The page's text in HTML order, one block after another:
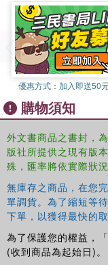
優惠方式： 加入即送50
購物須知
外文書商品之書封，
版社所提供之現有版
殊，匯率將依實際狀況
無庫存之商品，在您
單調貨。為了縮短等
下單，以獲得最快的
為了保護您的權益，
(收到商品為起始日)。